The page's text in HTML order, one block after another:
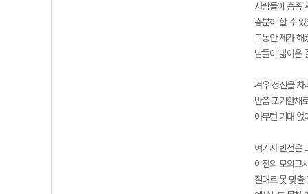
사람들이 종종
충분히 할 수
그동안 제가 해
남들이 밟아온
겨우 정신을 차
반쯤 포기한채
아무런 기대 없
여기서 반전은
이전의 모의고
절대로 못 맞출